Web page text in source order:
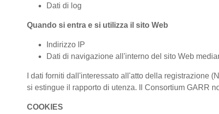
Dati di log
Quando si entra e si utilizza il sito Web
Indirizzo IP
Dati di navigazione all'interno del sito Web
I dati forniti dall'interessato all'atto della registrazione
si estingue il rapporto di utenza. Il Consortium GARR
COOKIES